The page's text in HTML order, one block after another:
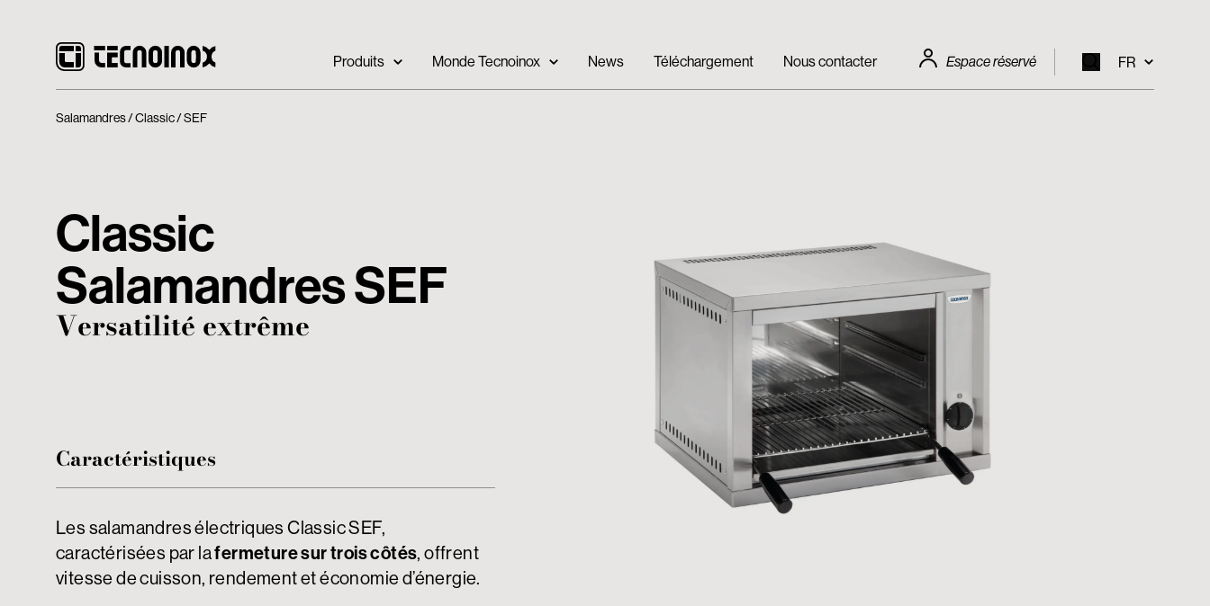
Produits Monde Tecnoinox News Téléchargement Nous contacter Espace réservé FR
Salamandres Classic SEF
Classic
Salamandres SEF
Versatilité extrême
Caractéristiques
Les salamandres électriques Classic SEF,
caractérisées par lafermeture sur trois côtés, offrent
vitesse de cuisson, rendement et économie d’énergie.